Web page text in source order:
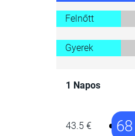
Felnőtt
Gyerek
1 Napos
43.5 €